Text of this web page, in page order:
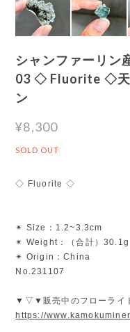
シャンファーリン
03 ◇ Fluorite ◇天
ン
¥8,300
SOLD OUT
◇ Fluorite ◇
✴︎ Size：1.2~3.3cm
✴︎ Weight：（合計）30.1g
✴︎ Origin：China
No.231107
▼▽▼販売中のフローライ
https://